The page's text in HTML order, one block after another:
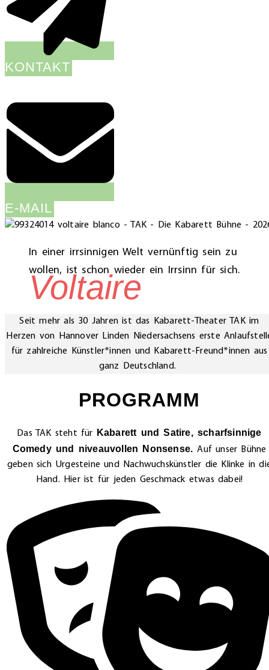
KONTAKT
E-MAIL
In einer irrsinnigen Welt vernünftig sein zu
wollen, ist schon wieder ein Irrsinn für sich.
Voltaire
Seit mehr als 30 Jahren ist das Kabarett-Theater TAK im
Herzen von Hannover Linden Niedersachsens erste
für zahlreiche Künstler*innen und Kabarett-Freund*innen aus
ganz Deutschland.
PROGRAMM
Das TAK steht für
Kabarett und Satire, scharfsinnige
Comedy und niveauvollen Nonsense.Auf unser Bühne
geben sich Urgesteine und Nachwuchskünstler die Klinke in
Hand. Hier ist für jeden Geschmack etwas dabei!